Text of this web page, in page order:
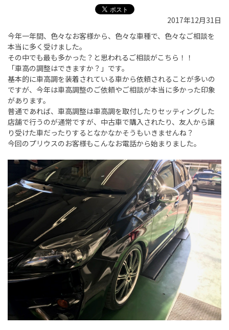
2017年12月31日
今年一年間、色々なお客様から、色々な車種で、色々なご相談を
本当に多く受けました。
その中でも最も多かった？と思われるご相談がこちら！！
「車高の調整はできますか？」です。
基本的に車高調を装着されている車から依頼されることが多いの
ですが、今年は車高調整のご依頼やご相談が本当に多かった印象
があります。
普通であれば、車高調整は車高調を取付したりセッティングした
店舗で行うのが通常ですが、中古車で購入されたり、友人から譲
り受けた車だったりするとなかなかそうもいきませんね？
今回のプリウスのお客様もこんなお電話から始まりました。